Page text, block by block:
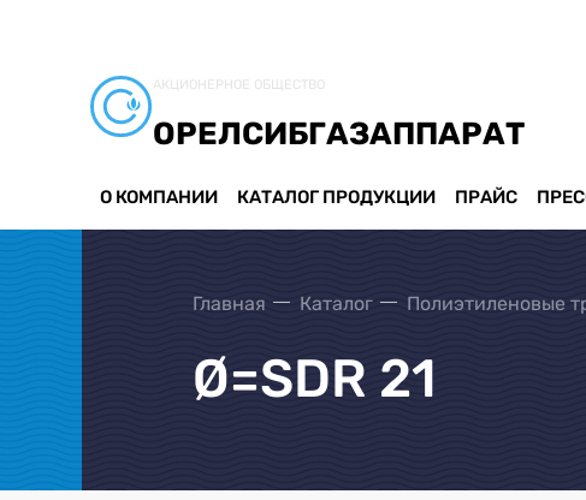
АКЦИОНЕРНОЕ ОБЩЕСТВО
ОРЕЛСИБГАЗАППАРАТ
О КОМПАНИИ КАТАЛОГ ПРОДУКЦИИ ПРАЙС
Главная Каталог Полиэтиленовые
Ø=SDR 21